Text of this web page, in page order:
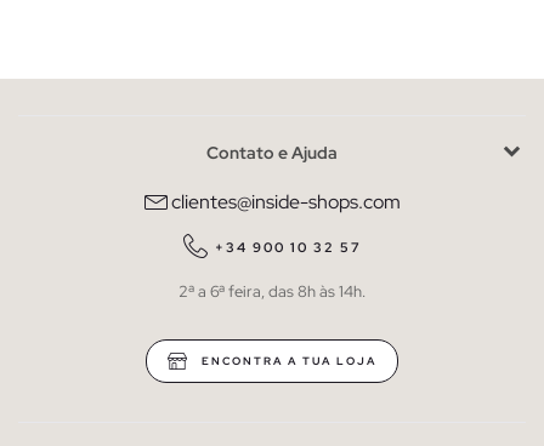
Contato e Ajuda
clientes@inside-shops.com
+34 900 10 32 57
2ª a 6ª feira, das 8h às 14h.
ENCONTRA A TUA LOJA